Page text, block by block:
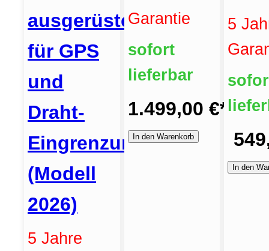
ausgerüstet
für GPS
und
Draht-
Eingrenzung
(Modell
2026)
5 Jahre
Garantie
sofort
lieferbar
1.499,00 €*
In den Warenkorb
5
In den